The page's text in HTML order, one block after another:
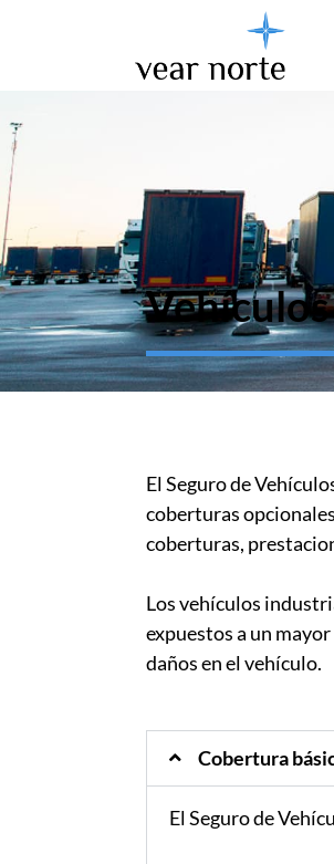
El Seguro de
coberturas
coberturas,
Los vehículos
expuestos a un
daños en el vehículo.
Cobertura
El Seguro de